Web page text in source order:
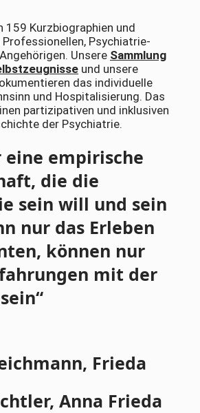
159 Kurzbiographien und
Psychiatrie-
Unsere Sammlung
und unsere
das individuelle
und Hospitalisierung. Das
partizipativen und inklusiven
der Psychiatrie.
eine empirische
die die
sein will und sein
nur das Erleben
können nur
mit der
Frieda
Anna Frieda